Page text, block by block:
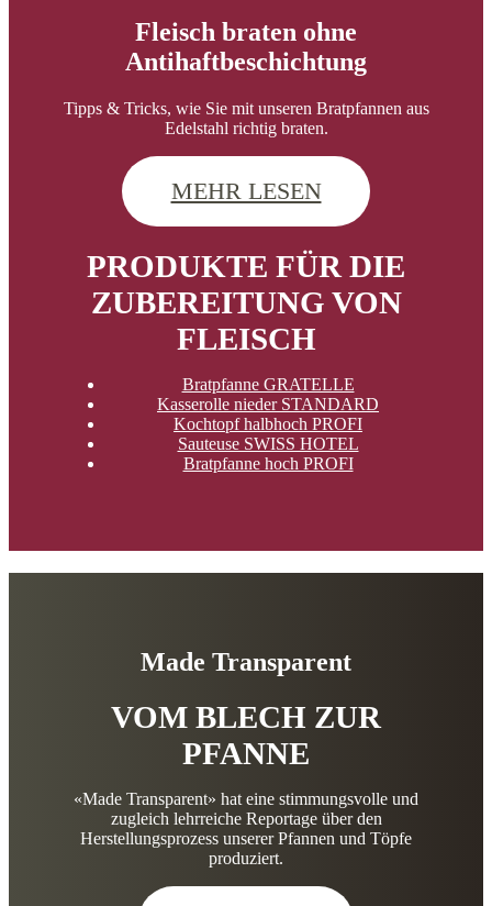
Fleisch braten ohne
Antihaftbeschichtung
Tipps & Tricks, wie Sie mit unseren Bratpfannen aus
Edelstahl richtig braten.
MEHR LESEN
PRODUKTE FÜR DIE
ZUBEREITUNG VON
FLEISCH
Bratpfanne GRATELLE
Kasserolle nieder STANDARD
Kochtopf halbhoch PROFI
Sauteuse SWISS HOTEL
Bratpfanne hoch PROFI
Made Transparent
VOM BLECH ZUR
PFANNE
«Made Transparent» hat eine stimmungsvolle und
zugleich lehrreiche Reportage über den
Herstellungsprozess unserer Pfannen und Töpfe
produziert.